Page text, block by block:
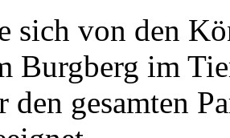
sich von den
Burgberg im
den gesamten